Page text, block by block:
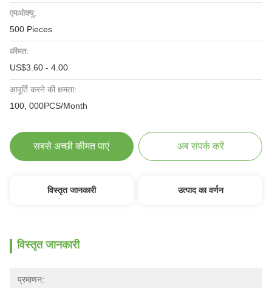
एमओक्यू:
500 Pieces
कीमत:
US$3.60 - 4.00
आपूर्ति करने की क्षमता:
100, 000PCS/Month
सबसे अच्छी कीमत पाएं अब संपर्क करें
विस्तृत जानकारी उत्पाद का वर्णन
विस्तृत जानकारी
प्रमाणन: